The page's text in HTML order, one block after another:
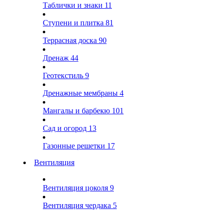
Таблички и знаки 11
Ступени и плитка 81
Террасная доска 90
Дренаж 44
Геотекстиль 9
Дренажные мембраны 4
Мангалы и барбекю 101
Сад и огород 13
Газонные решетки 17
Вентиляция
Вентиляция цоколя 9
Вентиляция чердака 5